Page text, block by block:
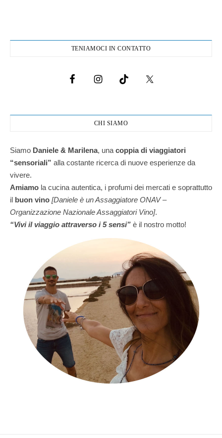
TENIAMOCI IN CONTATTO
CHI SIAMO
Siamo Daniele & Marilena, una coppia di viaggiatori
“sensoriali” alla costante ricerca di nuove esperienze da
vivere.
Amiamo la cucina autentica, i profumi dei mercati e soprattutto
il buon vino [Daniele è un Assaggiatore ONAV –
Organizzazione Nazionale Assaggiatori Vino].
“Vivi il viaggio attraverso i 5 sensi” è il nostro motto!